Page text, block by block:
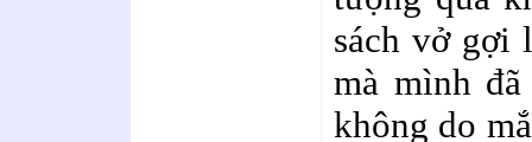
sách vở gợi
mà mình
không do